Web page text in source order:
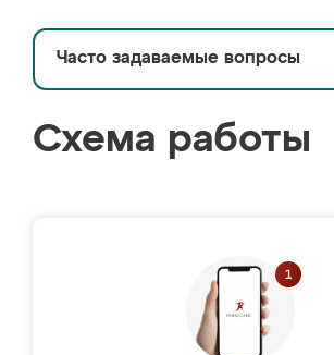
Часто задаваемые вопросы
Схема работы